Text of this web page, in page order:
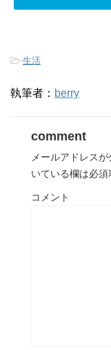
-生活
執筆者： berry
comment
メールアドレスが
いている欄は必須
コメント